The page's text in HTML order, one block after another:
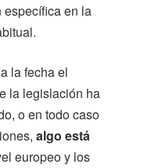
específica en la
la fecha el
la legislación ha
o en todo caso
algo está
europeo y los